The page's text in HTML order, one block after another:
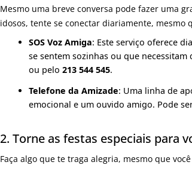
Mesmo uma breve conversa pode fazer uma
idosos, tente se conectar diariamente, mesmo
SOS Voz Amiga: Este serviço oferece
se sentem sozinhas ou que
ou pelo 213 544 545.
Telefone da Amizade: Uma linha de
emocional e um ouvido amigo. Pode
2. Torne as festas especiais para
Faça algo que te traga alegria, mesmo que